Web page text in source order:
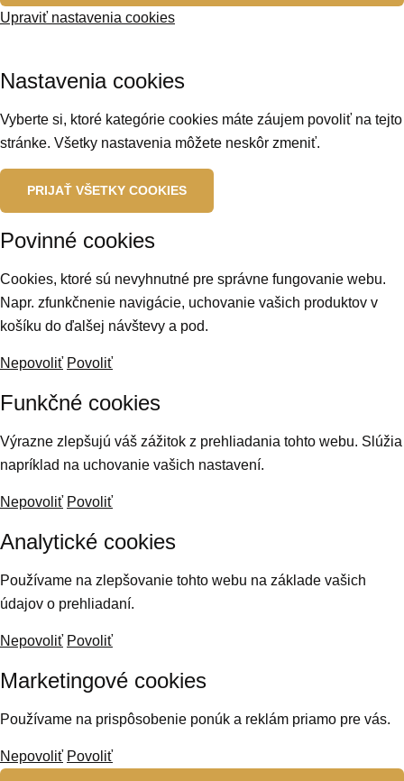
Upraviť nastavenia cookies
Nastavenia cookies
Vyberte si, ktoré kategórie cookies máte záujem povoliť na tejto
stránke. Všetky nastavenia môžete neskôr zmeniť.
PRIJAŤ VŠETKY COOKIES
Povinné cookies
Cookies, ktoré sú nevyhnutné pre správne fungovanie webu.
Napr. zfunkčnenie navigácie, uchovanie vašich produktov v
košíku do ďalšej návštevy a pod.
Nepovoliť Povoliť
Funkčné cookies
Výrazne zlepšujú váš zážitok z prehliadania tohto webu. Slúžia
napríklad na uchovanie vašich nastavení.
Nepovoliť Povoliť
Analytické cookies
Používame na zlepšovanie tohto webu na základe vašich
údajov o prehliadaní.
Nepovoliť Povoliť
Marketingové cookies
Používame na prispôsobenie ponúk a reklám priamo pre vás.
Nepovoliť Povoliť